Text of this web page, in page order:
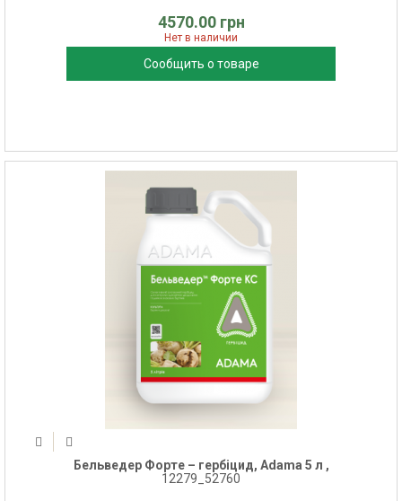
4570.00 грн
Нет в наличии
Сообщить о товаре
Бельведер Форте – гербіцид, Adama 5 л ,
12279_52760